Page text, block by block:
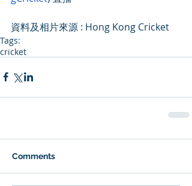
資料及相片來源 : Hong Kong Cricket
Tags:
cricket
Comments